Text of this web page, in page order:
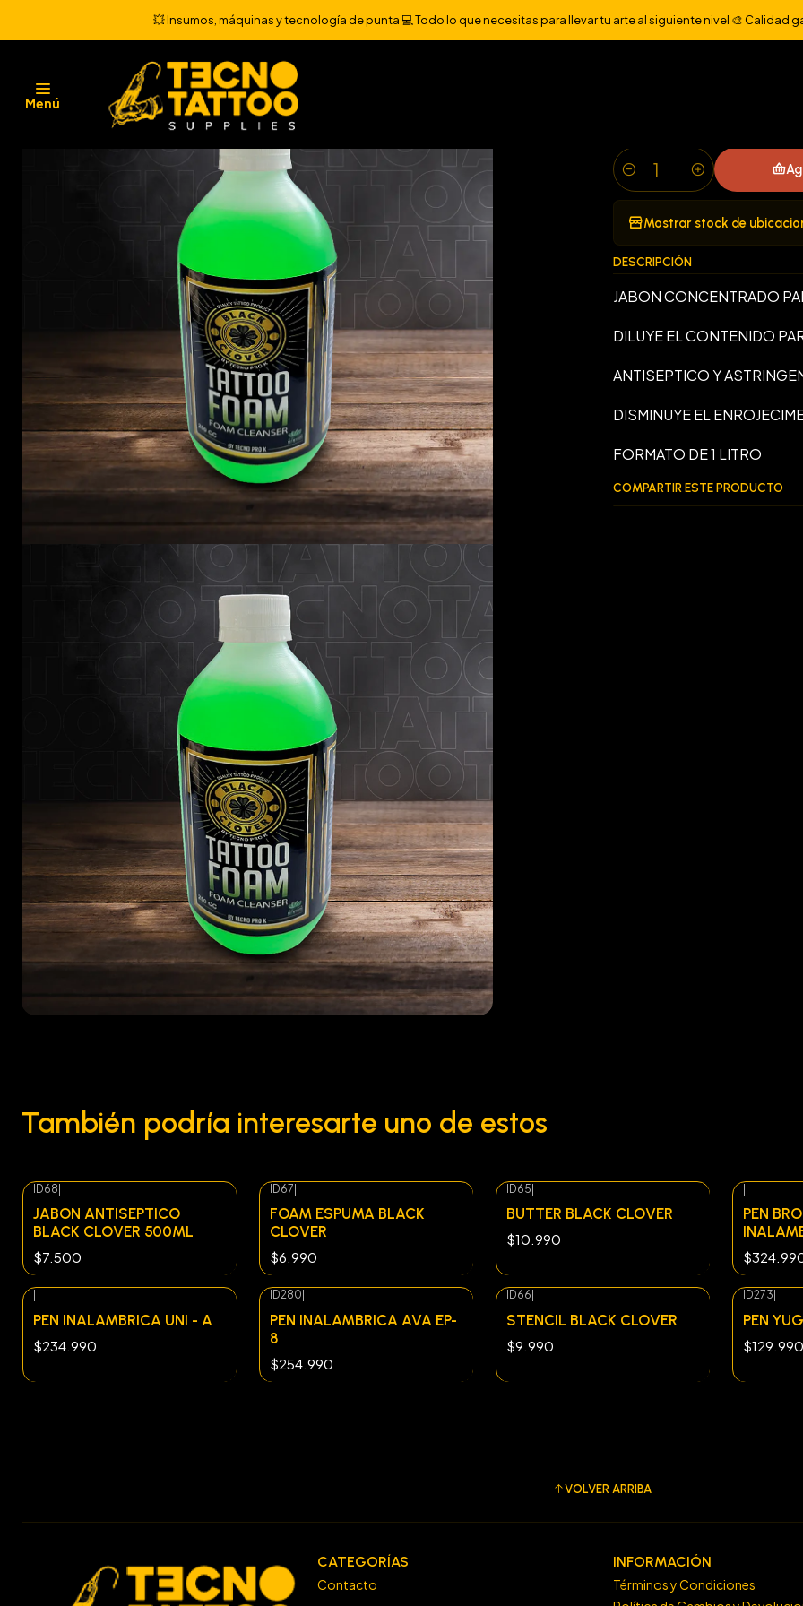
Menú
💥 Insumos, máquinas y tecnología de punta 💻 Todo lo que necesitas para llevar tu arte al siguiente nivel 🎨 Calidad
Inicio HIGIENE JABON ANTISEPTICO BLACK CLOVER 1 LITRO
JABON
Cantidad
Mostrar stock de
DESCRIPCIÓN
JABON CONCENTRADO
DILUYE EL CONTENIDO
ANTISEPTICO Y
DISMINUYE EL
FORMATO DE 1 LITRO
COMPARTIR ESTE PRODUCTO
También podría interesarte uno de estos
ID68
JABON ANTISEPTICO
BLACK CLOVER 500ML
$7.500
ID67
FOAM ESPUMA BLACK
CLOVER
$6.990
ID65
BUTTER BLACK CLOVER
$10.990
PEN
PEN INALAMBRICA UNI - A
$234.990
ID280
PEN INALAMBRICA AVA EP-
8
$254.990
ID66
STENCIL BLACK CLOVER
$9.990
ID273
PEN
$129.990
VOLVER ARRIBA
CATEGORÍAS
Contacto
INFORMACIÓN
Términos y Condiciones